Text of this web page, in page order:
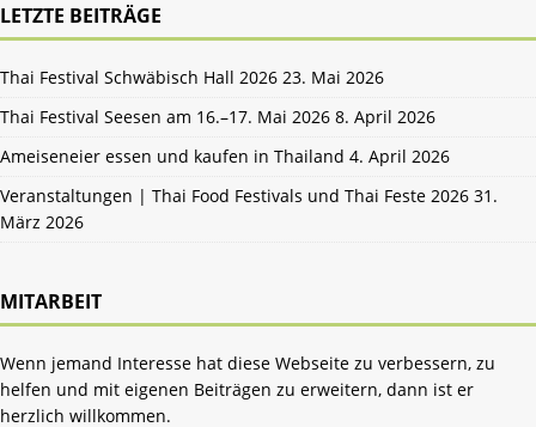
LETZTE BEITRÄGE
Thai Festival Schwäbisch Hall 2026 23. Mai 2026
Thai Festival Seesen am 16.–17. Mai 2026 8. April 2026
Ameiseneier essen und kaufen in Thailand 4. April 2026
Veranstaltungen | Thai Food Festivals und Thai Feste 2026 31.
März 2026
MITARBEIT
Wenn jemand Interesse hat diese Webseite zu verbessern, zu
helfen und mit eigenen Beiträgen zu erweitern, dann ist er
herzlich willkommen.